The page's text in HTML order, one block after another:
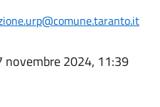
novembre 2024, 11:39